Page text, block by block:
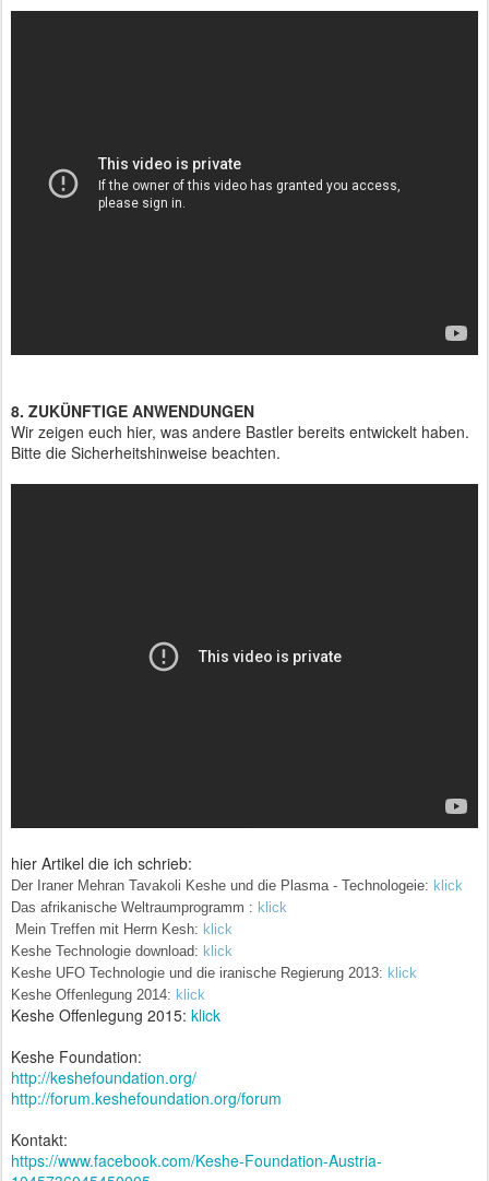
8. ZUKÜNFTIGE ANWENDUNGEN
Wir zeigen euch hier, was andere Bastler bereits entwickelt haben.
Bitte die Sicherheitshinweise beachten.
hier Artikel die ich schrieb:
Der Iraner Mehran Tavakoli Keshe und die Plasma - Technologeie: klick
Das afrikanische Weltraumprogramm : klick
Mein Treffen mit Herrn Kesh: klick
Keshe Technologie download: klick
Keshe UFO Technologie und die iranische Regierung 2013: klick
Keshe Offenlegung 2014: klick
Keshe Offenlegung 2015: klick
Keshe Foundation:
http://keshefoundation.org/
http://forum.keshefoundation.org/forum
Kontakt:
https://www.facebook.com/Keshe-Foundation-Austria-